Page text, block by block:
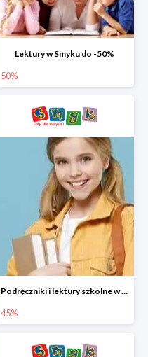
Lektury w Smyku do -50%
50%
Podręczniki i lektury szkolne w Smyku do -45%
45%